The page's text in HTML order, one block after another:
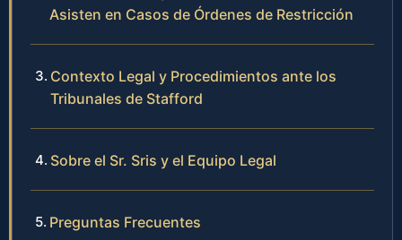
Asisten en Casos de Órdenes de Restricción
Contexto Legal y Procedimientos ante los
Tribunales de Stafford
Sobre el Sr. Sris y el Equipo Legal
Preguntas Frecuentes